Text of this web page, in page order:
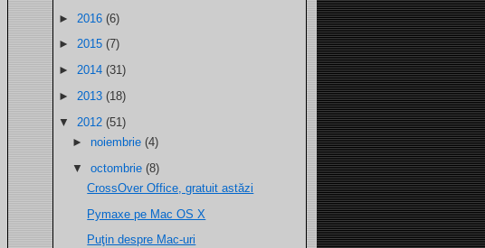
► 2016 (6)
► 2015 (7)
► 2014 (31)
► 2013 (18)
▼ 2012 (51)
►noiembrie(4)
▼octombrie(8)
CrossOver Office, gratuit astăzi
Pymaxe pe Mac OS X
Puţin despre Mac-uri